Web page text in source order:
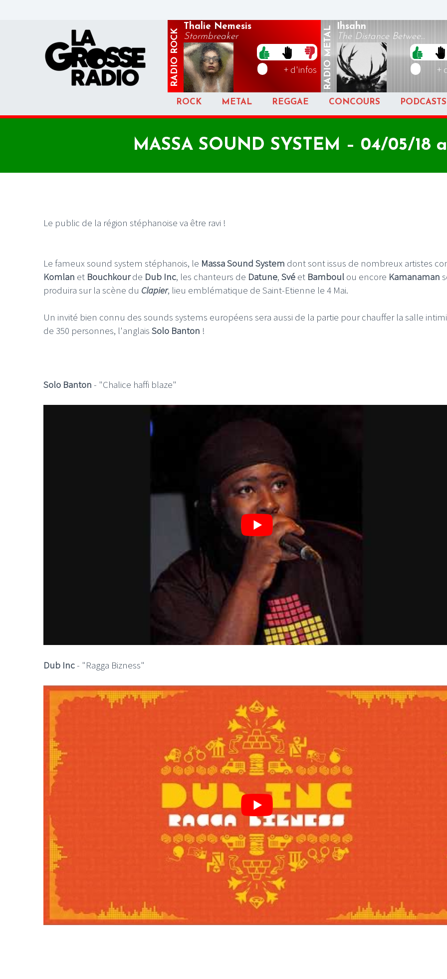
RADIO
ROCK
Thalie Nemesis
Stormbreaker
+ d'infos RADIO
METAL Ihsahn
The Distance Betwee...
+
ROCK METAL REGGAE CONCOURS PODCASTS
MASSA SOUND SYSTEM – 04/05/18
Le public de la région stéphanoise va être ravi !
Le fameux sound system stéphanois, le Massa Sound System dont sont issus de nombreux artistes
Komlan et Bouchkourde Dub Inc, les chanteurs de Datune, Své et Bamboul ou encore Kamanaman
produira sur la scène du Clapier, lieu emblématique de Saint-Etienne le 4 Mai.
Un invité bien connu des sounds systems européens sera aussi de la partie pour chauffer la salle
de 350 personnes, l'anglais Solo Banton !
Solo Banton - "Chalice haffi blaze"
Dub Inc- "Ragga Bizness"
LE GROS RIFFIFI
LE GROS RIFFIFI –
Christmas Riffifi 2025 !!!
LE GROS RIFFIFI
LE GROS RIFFIFI – Surfin’
The Covers !!!
LE GROS RIFFIFI –
Littératurock !!!